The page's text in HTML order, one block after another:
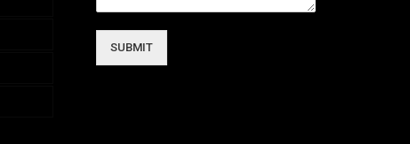
SUBMIT